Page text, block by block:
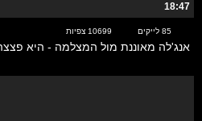
18:47
85 לייקים 10699 צפיות
אנג'לה מאוננת מול המצלמה - היא